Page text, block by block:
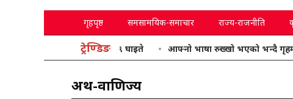
गृहपृष्ठ समसामयिक-समाचार राज्य-राजनीति
ट्रेण्डिङ आफ्नो भाषा रुख्खो भएको भन्दै गृहमन्त्री
अर्थ-वाणिज्य